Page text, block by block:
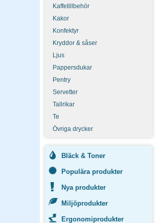
Kaffetillbehör
Kakor
Konfektyr
Kryddor & såser
Ljus
Pappersdukar
Pentry
Servetter
Tallrikar
Te
Övriga drycker
Bläck & Toner
Populära produkter
Nya produkter
Miljöprodukter
Ergonomiprodukter
Glas Norvege 25cl 6st/fp
1-2 dagar
Assiett 15cm vit 100st/fp